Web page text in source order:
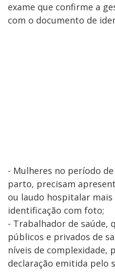
exame que confirme a
com o documento de
- Mulheres no período
parto, precisam
ou laudo hospitalar
identificação com foto;
- Trabalhador de saúde,
públicos e privados de
níveis de complexidade,
declaração emitida pelo